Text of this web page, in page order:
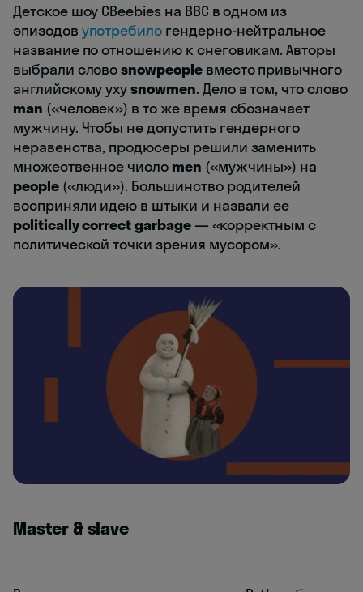
Детское шоу CBeebies на BBC в одном из
эпизодов употребило гендерно-нейтральное
название по отношению к снеговикам. Авторы
выбрали словоsnowpeopleвместо привычного
английскому ухуsnowmen. Дело в том, что слово
man («человек») в то же время обозначает
мужчину. Чтобы не допустить гендерного
неравенства, продюсеры решили заменить
множественное число men («мужчины») на
people(«люди»). Большинство родителей
восприняли идею в штыки и назвали ее
politically correct garbage— «корректным с
политической точки зрения мусором».
Master & slave